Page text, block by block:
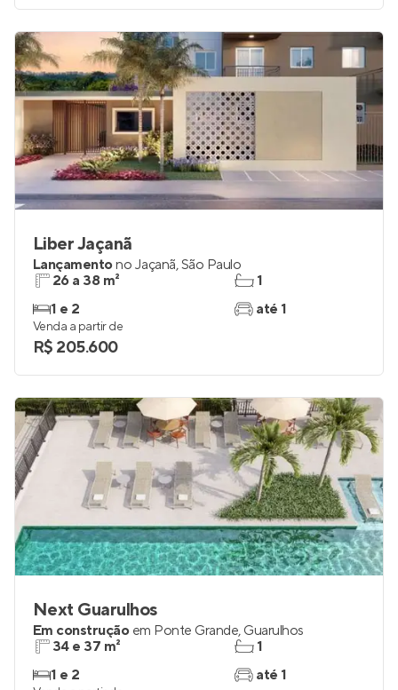
Liber Jaçanã
Lançamentono Jaçanã,São Paulo
26 a 38 m²
1 e 2
1
até 1
Venda a partir de
R$ 205.600
Next Guarulhos
Em construção em Ponte Grande, Guarulhos
34 e 37 m²
1 e 2
1
até 1